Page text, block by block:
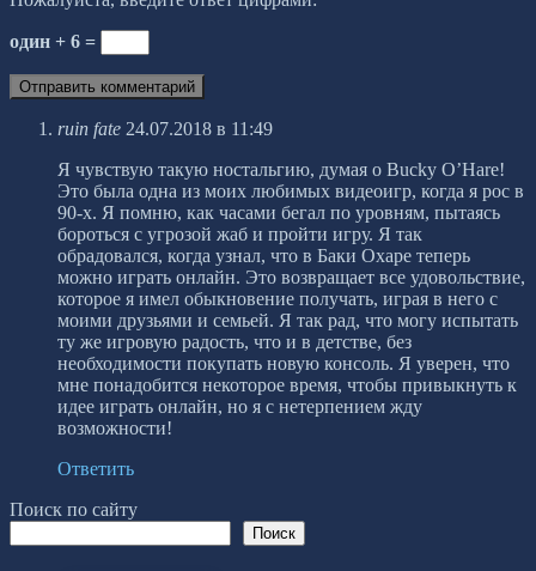
один + 6 =
ruin fate 24.07.2018 в 11:49
Я чувствую такую ностальгию, думая о Bucky O’Hare!
Это была одна из моих любимых видеоигр, когда я рос в
90-х. Я помню, как часами бегал по уровням, пытаясь
бороться с угрозой жаб и пройти игру. Я так
обрадовался, когда узнал, что в Баки Охаре теперь
можно играть онлайн. Это возвращает все удовольствие,
которое я имел обыкновение получать, играя в него с
моими друзьями и семьей. Я так рад, что могу испытать
ту же игровую радость, что и в детстве, без
необходимости покупать новую консоль. Я уверен, что
мне понадобится некоторое время, чтобы привыкнуть к
идее играть онлайн, но я с нетерпением жду
возможности!
Ответить
Поиск по сайту
Поиск